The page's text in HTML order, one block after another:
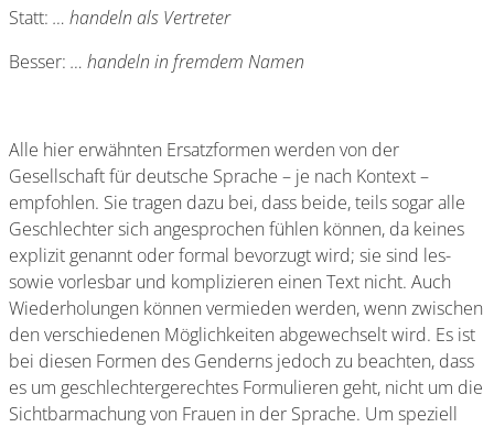
Statt: … handeln als Vertreter
Besser: … handeln in fremdem Namen
Alle hier erwähnten Ersatzformen werden von der
Gesellschaft für deutsche Sprache – je nach Kontext –
empfohlen. Sie tragen dazu bei, dass beide, teils sogar alle
Geschlechter sich angesprochen fühlen können, da keines
explizit genannt oder formal bevorzugt wird; sie sind les-
sowie vorlesbar und komplizieren einen Text nicht. Auch
Wiederholungen können vermieden werden, wenn zwischen
den verschiedenen Möglichkeiten abgewechselt wird. Es ist
bei diesen Formen des Genderns jedoch zu beachten, dass
es um geschlechtergerechtes Formulieren geht, nicht um die
Sichtbarmachung von Frauen in der Sprache. Um speziell